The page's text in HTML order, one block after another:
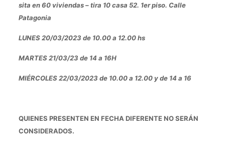
sita en 60 viviendas – tira 10 casa 52. 1er piso. Calle
Patagonia
LUNES 20/03/2023 de 10.00 a 12.00 hs
MARTES 21/03/23 de 14 a 16H
MIÉRCOLES 22/03/2023 de 10.00 a 12.00 y de 14 a 16
QUIENES PRESENTEN EN FECHA DIFERENTE NO SERÁN
CONSIDERADOS.